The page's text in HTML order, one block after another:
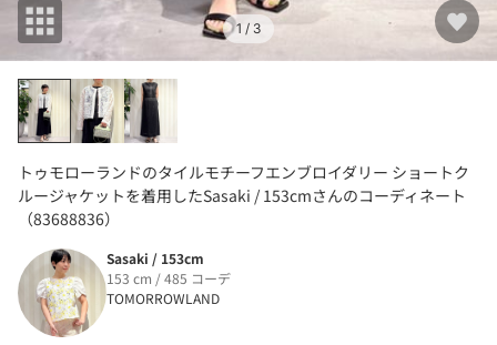
1 / 3
トゥモローランドのタイルモチーフエンブロイダリー ショートク
ルージャケットを着用したSasaki / 153cmさんのコーディネート
（83688836）
Sasaki / 153cm
153 cm / 485 コーデ
TOMORROWLAND